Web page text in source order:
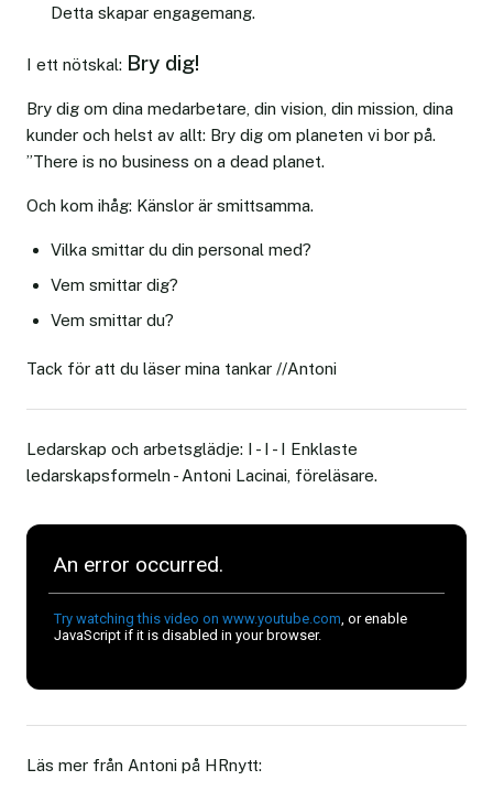
Detta skapar engagemang.
I ett nötskal: Bry dig!
Bry dig om dina medarbetare, din vision, din mission, dina
kunder och helst av allt: Bry dig om planeten vi bor på.
”There is no business on a dead planet.
Och kom ihåg: Känslor är smittsamma.
Vilka smittar du din personal med?
Vem smittar dig?
Vem smittar du?
Tack för att du läser mina tankar //Antoni
Ledarskap och arbetsglädje: I - I - I Enklaste
ledarskapsformeln - Antoni Lacinai, föreläsare.
Läs mer från Antoni på HRnytt: